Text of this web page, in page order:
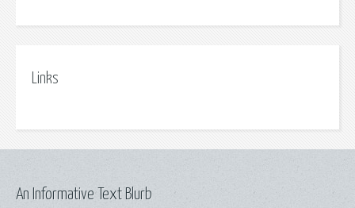
Links
An Informative Text Blurb